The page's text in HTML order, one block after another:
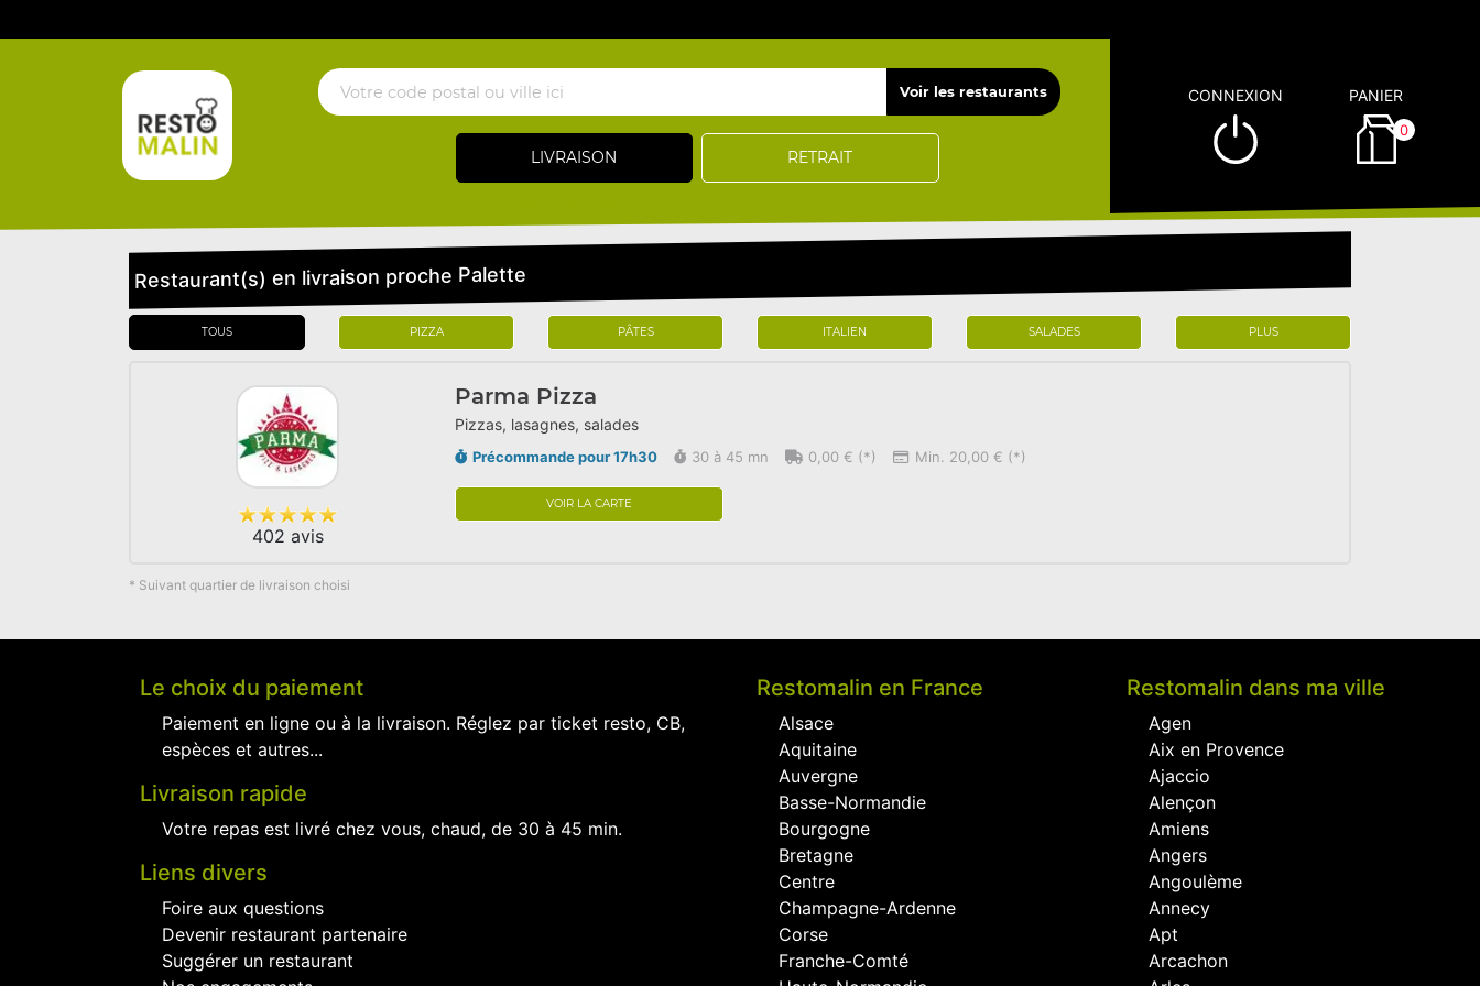
LIVRAISON RETRAIT
CONNEXION PANIER
0
Restaurant(s) en livraison proche Palette
TOUS PIZZA PÂTES ITALIEN SALADES PLUS
402 avis
Parma Pizza
Pizzas, lasagnes, salades
Précommande pour 17h30 30 à 45 mn 0,00 € (*) Min. 20,00 € (*)
VOIR LA CARTE
* Suivant quartier de livraison choisi
Le choix du paiement
Paiement en ligne ou à la livraison. Réglez par ticket resto, CB,
espèces et autres...
Livraison rapide
Votre repas est livré chez vous, chaud, de 30 à 45 min.
Liens divers
Foire aux questions
Devenir restaurant partenaire
Suggérer un restaurant
Restomalin en France
Alsace
Aquitaine
Auvergne
Basse-Normandie
Bourgogne
Bretagne
Centre
Champagne-Ardenne
Corse
Franche-Comté
Restomalin dans ma ville
Agen
Aix en Provence
Ajaccio
Alençon
Amiens
Angers
Angoulème
Annecy
Apt
Arcachon